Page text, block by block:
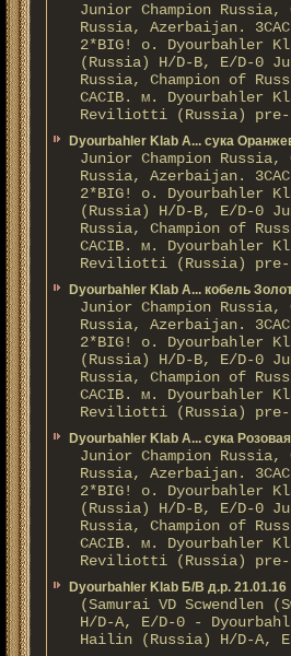
Junior Champion Russia,
Russia, Azerbaijan.
2*BIG! о. Dyourbahler
(Russia) H/D-B, E/D-0
Russia, Champion of
CACIB. м. Dyourbahler
Reviliotti (Russia) pre-
Dyourbahler Klab A... сука
Junior Champion Russia,
Russia, Azerbaijan.
2*BIG! о. Dyourbahler
(Russia) H/D-B, E/D-0
Russia, Champion of
CACIB. м. Dyourbahler
Reviliotti (Russia) pre-
Dyourbahler Klab A... кобель
Junior Champion Russia,
Russia, Azerbaijan.
2*BIG! о. Dyourbahler
(Russia) H/D-B, E/D-0
Russia, Champion of
CACIB. м. Dyourbahler
Reviliotti (Russia) pre-
Dyourbahler Klab A... сука
Junior Champion Russia,
Russia, Azerbaijan.
2*BIG! о. Dyourbahler
(Russia) H/D-B, E/D-0
Russia, Champion of
CACIB. м. Dyourbahler
Reviliotti (Russia) pre-
Dyourbahler Klab Б/B д.р. 21.01.16
(Samurai VD Scwendlen
H/D-A, E/D-0 -
Hailin (Russia) H/D-A,